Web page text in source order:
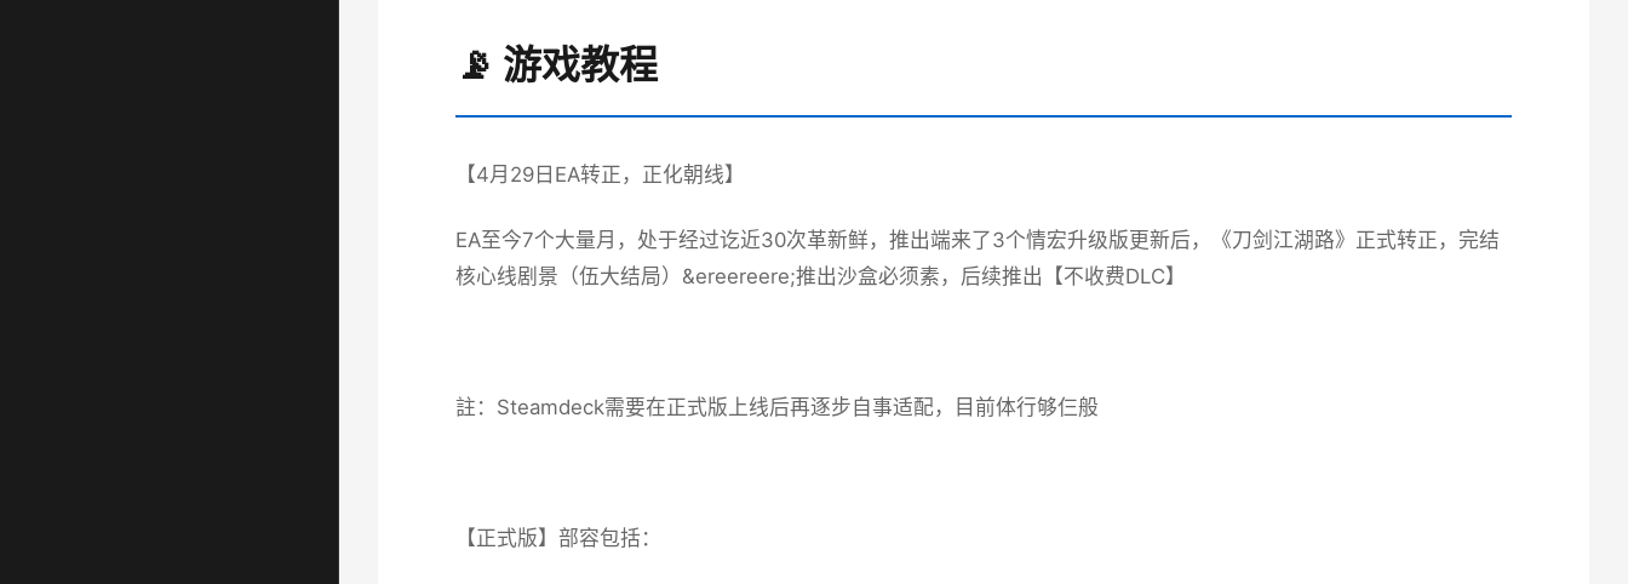
📡 游戏教程
【4月29日EA转正，正化朝线】
EA至今7个大量月，处于经过讫近30次革新鲜，推出端来了3个情宏升级版更新后，《刀剑江湖路》正式转正，完结
核心线剧景（伍大结局）&ereereere;推出沙盒必须素，后续推出【不收费DLC】
註：Steamdeck需要在正式版上线后再逐步自事适配，目前体行够仨般
【正式版】部容包括：